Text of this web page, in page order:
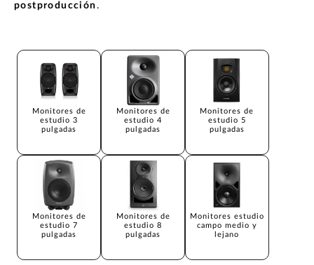
postproducción.
Monitores de
estudio 3
pulgadas
Monitores de
estudio 4
pulgadas
Monitores de
estudio 5
pulgadas
Monitores de
estudio 7
pulgadas
Monitores de
estudio 8
pulgadas
Monitores estudio
campo medio y
lejano